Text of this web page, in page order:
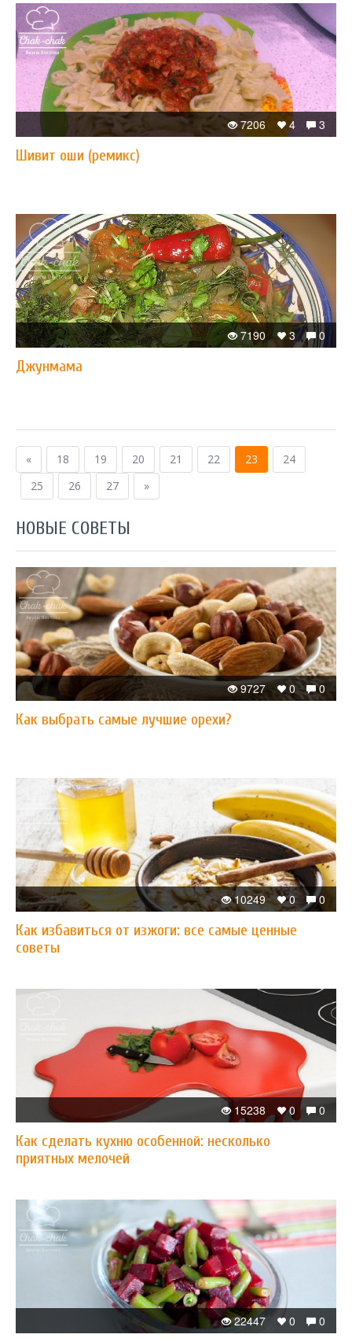
3
4
7206
Шивит оши (ремикс)
0
3
7190
Джунмама
« 18 19 20 21 22 23
24
25
26 27 »
НОВЫЕ СОВЕТЫ
0
0
9727
Как выбрать самые лучшие орехи?
0
0
10249
Как избавиться от изжоги: все самые ценные
советы
0
0
15238
Как сделать кухню особенной: несколько
приятных мелочей
0
0
22447